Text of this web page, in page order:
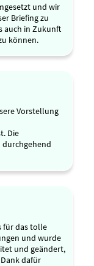
und wir
Briefing zu
auch in Zukunft
können.
Vorstellung
Die
für das tolle
und wurde
und geändert,
dafür